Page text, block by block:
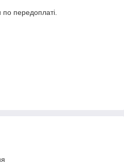
по передоплаті.